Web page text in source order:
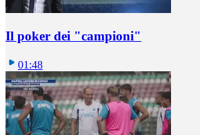
Il poker dei "campioni"
01:48